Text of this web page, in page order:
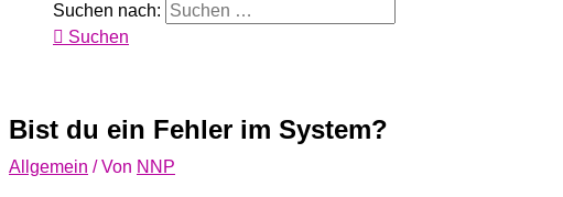
Suchen nach:
Suchen
Bist du ein Fehler im System?
Allgemein / Von NNP